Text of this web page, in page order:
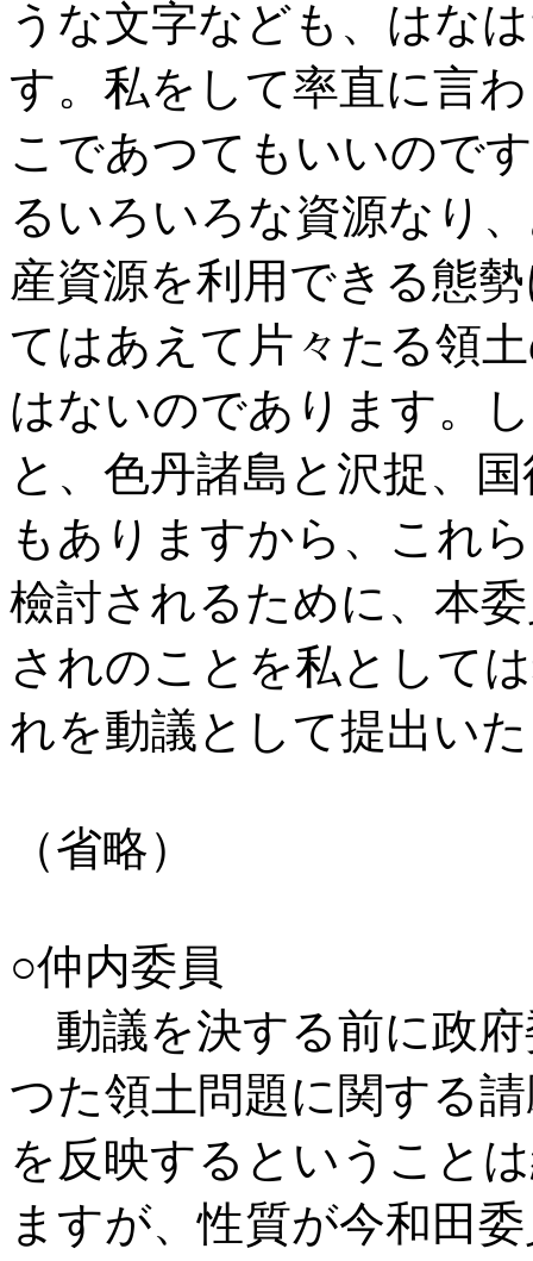
うな文字なども、はな
す。私をして率直に言
こであつてもいいので
るいろいろな資源なり
産資源を利用できる態
てはあえて片々たる領
はないのであります。
と、色丹諸島と沢捉、
もありますから、これ
檢討されるために、本
されのことを私として
れを動議として提出い
（省略）
○仲内委員
動議を決する前に政
つた領土問題に関する
を反映するということ
ますが、性質が今和田